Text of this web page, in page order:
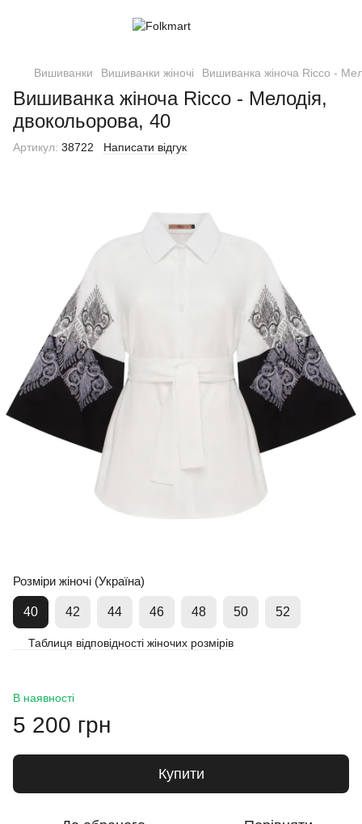
Вишиванки Вишиванки жіночі Вишиванка жіноча Ricco -
Вишиванка жіноча Ricco - Мелодія,
двокольорова, 40
Артикул: 38722 Написати відгук
Розміри жіночі (Україна)
40 42 44 46 48 50 52
Таблиця відповідності жіночих розмірів
В наявності
5 200 грн
Купити